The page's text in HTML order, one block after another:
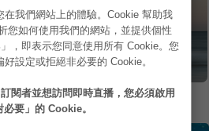
在我們網站上的體驗。Cookie 幫助我
您如何使用我們的網站，並提供個性
，即表示您同意使用所有 Cookie。您
設定或拒絕非必要的 Cookie。
閱者並想訪問即時直播，您必須啟用
要」的 Cookie。
布出來，希望移除照片，請 與我們聯絡